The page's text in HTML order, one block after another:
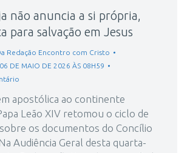
não anuncia a si própria,
para salvação em Jesus
Redação Encontro com Cristo
DE MAIO DE 2026 ÀS 08H59
apostólica ao continente
Leão XIV retomou o ciclo de
os documentos do Concílio
Audiência Geral desta quarta-